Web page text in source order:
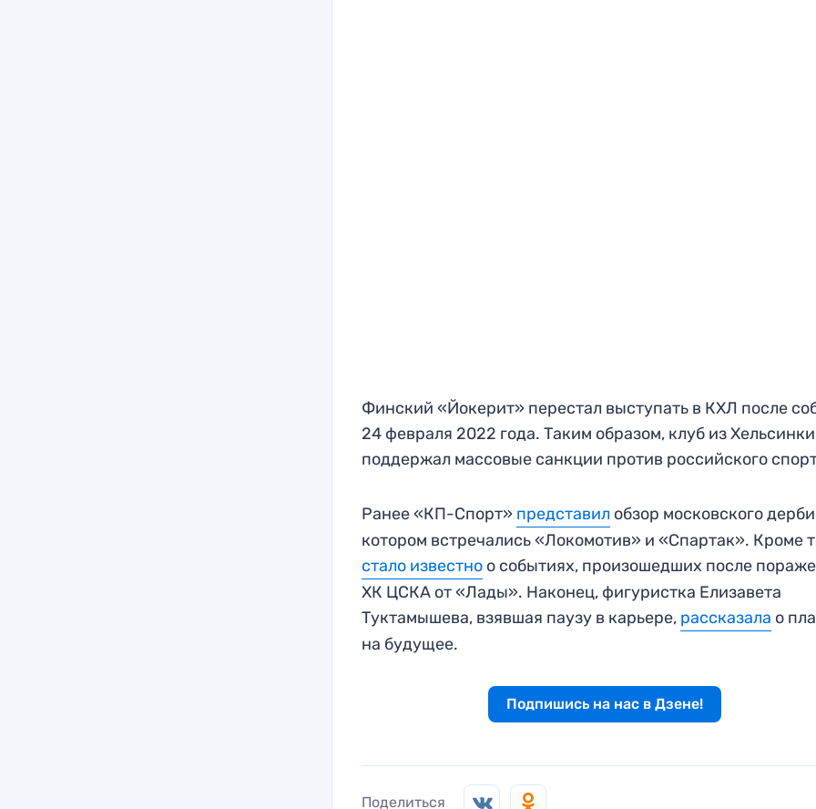
Финский «Йокерит» перестал выступать в КХЛ после
24 февраля 2022 года. Таким образом, клуб из Хельсинки
поддержал массовые санкции против российского
Ранее «КП-Спорт» представил обзор московского
котором встречались «Локомотив» и «Спартак». Кроме
стало известно о событиях, произошедших после
ХК ЦСКА от «Лады». Наконец, фигуристка Елизавета
Туктамышева, взявшая паузу в карьере, рассказала о
на будущее.
Подпишись на нас в Дзене!
Поделиться